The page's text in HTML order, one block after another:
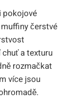
pokojové
čerstvé
a texturu
rozmačkat
více jsou